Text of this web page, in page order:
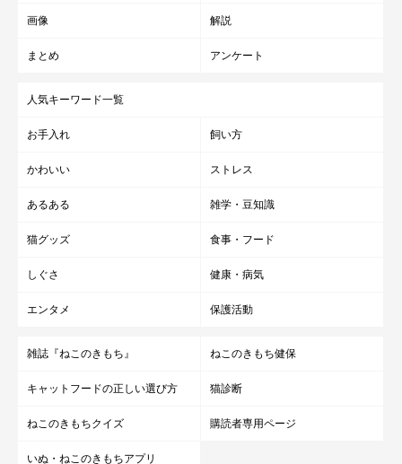
画像 解説
まとめ アンケート
人気キーワード一覧
お手入れ 飼い方
かわいい ストレス
あるある 雑学・豆知識
猫グッズ 食事・フード
しぐさ 健康・病気
エンタメ 保護活動
雑誌『ねこのきもち』 ねこのきもち健保
キャットフードの正しい選び方 猫診断
ねこのきもちクイズ 購読者専用ページ
いぬ・ねこのきもちアプリ